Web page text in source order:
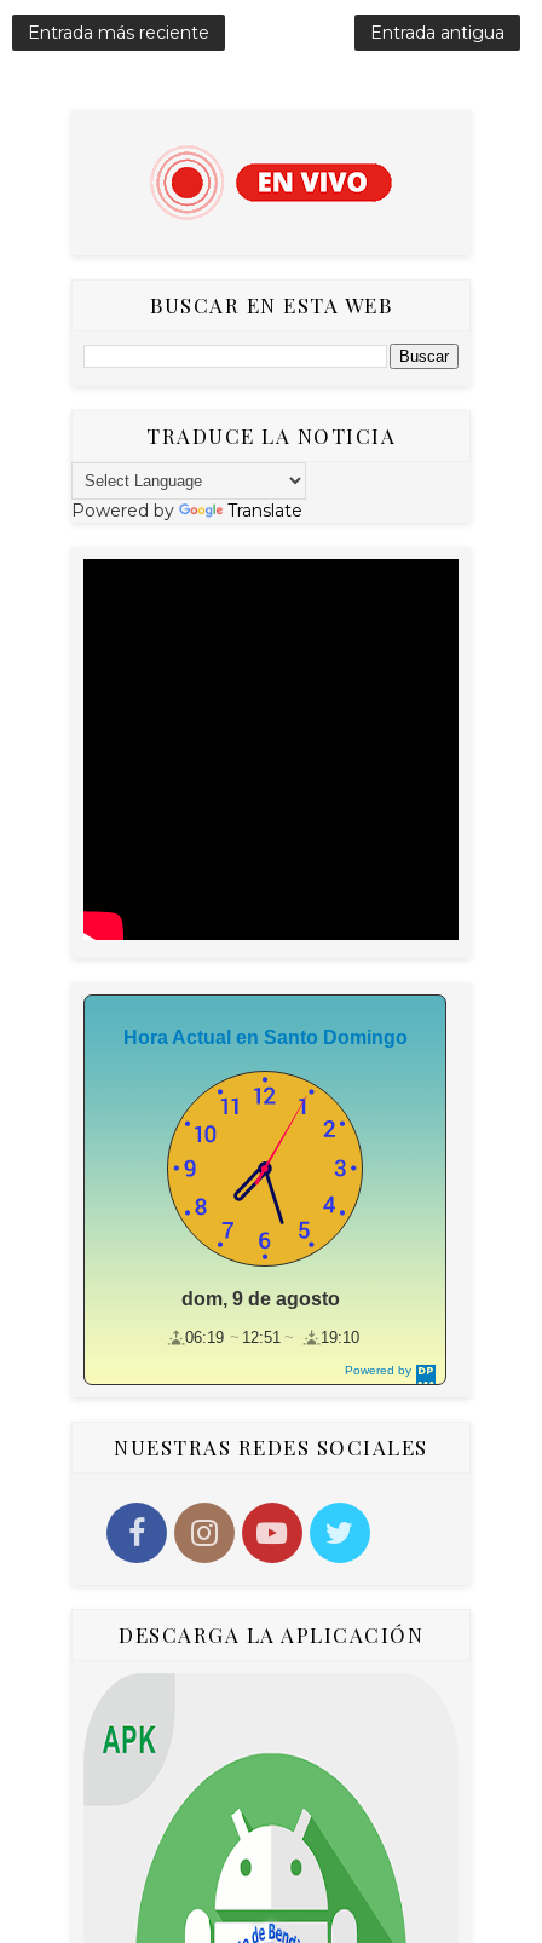
Entrada más reciente Entrada antigua
BUSCAR EN ESTA WEB
TRADUCE LA NOTICIA
Powered by Translate
Powered by
DaysPedia.c
Hora Actual en Santo Domingo
dom, 9 de agosto
06:19 12:51 19:10
NUESTRAS REDES SOCIALES
DESCARGA LA APLICACIÓN